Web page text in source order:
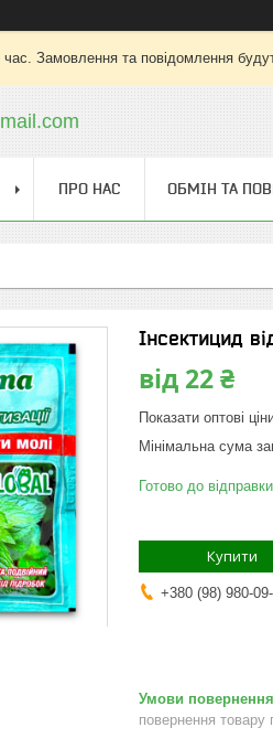
час. Замовлення та повідомлення
ПРО НАС ОБМІН ТА
Інсектицид
від 22 ₴
Показати оптові
Мінімальна сума
Готово до відправки
Купити
+380 (98) 980-
повернення товару